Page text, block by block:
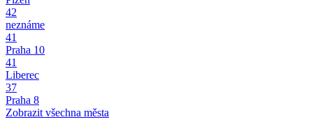
42
neznáme
41
Praha 10
41
Liberec
37
Praha 8
Zobrazit všechna města